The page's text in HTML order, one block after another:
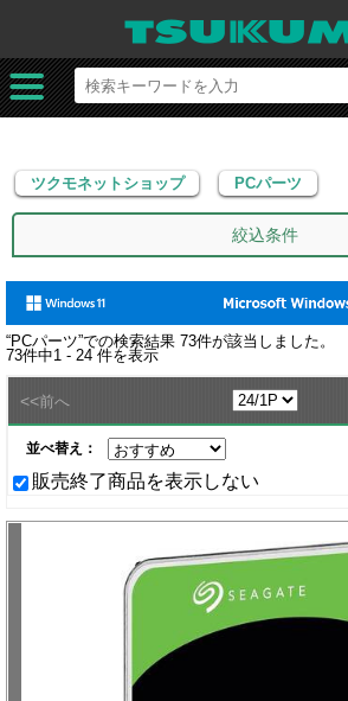
ツクモネットショップ PCパーツ
ツクモネットショップ PCパーツ
絞込条件
“PCパーツ”での検索結果 73件が該当しました。
73件中1 - 24件を表示
<<前へ
並べ替え：
販売終了商品を表示しない